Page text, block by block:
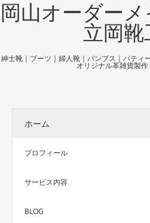
岡山オーダー
立岡靴
紳士靴｜ブーツ｜婦人靴｜パンプス｜パティ
オリジナル革雑貨製
ホーム
プロフィール
サービス内容
BLOG